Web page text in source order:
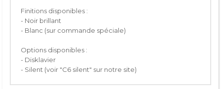
Finitions disponibles :
- Noir brillant
- Blanc (sur commande spéciale)
Options disponibles :
- Disklavier
- Silent (voir "C6 silent" sur notre site)